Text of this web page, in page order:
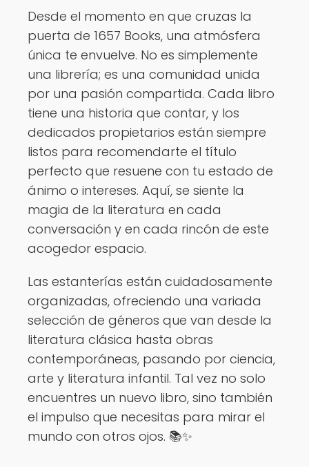
Desde el momento en que cruzas la
puerta de 1657 Books, una atmósfera
única te envuelve. No es simplemente
una librería; es una comunidad unida
por una pasión compartida. Cada libro
tiene una historia que contar, y los
dedicados propietarios están siempre
listos para recomendarte el título
perfecto que resuene con tu estado de
ánimo o intereses. Aquí, se siente la
magia de la literatura en cada
conversación y en cada rincón de este
acogedor espacio.
Las estanterías están cuidadosamente
organizadas, ofreciendo una variada
selección de géneros que van desde la
literatura clásica hasta obras
contemporáneas, pasando por ciencia,
arte y literatura infantil. Tal vez no solo
encuentres un nuevo libro, sino también
el impulso que necesitas para mirar el
mundo con otros ojos. 📚✨